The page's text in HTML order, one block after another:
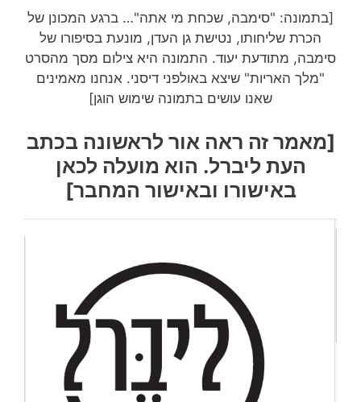
[בתמונה: "סימבה, שכחת מי אתה"… ברגע המכונן של
הכרת שליחותו, נטישת גן העדן, מונעת בסיפורו של
סימבה, מתודעת יעוד. התמונה היא צילום מסך מהסרט
"מלך האריות" שיצא באולפני דיסני. אנחנו מאמינים
שאנו עושים בתמונה שימוש הוגן]
[מאמר זה ראה אור לראשונה בכתב
העת ליברל. הוא מועלה לכאן
באישורו ובאישור המחבר]